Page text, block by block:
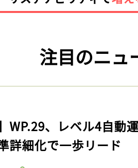
注目のニュ
WP.29、レベル4自動
詳細化で一歩リード